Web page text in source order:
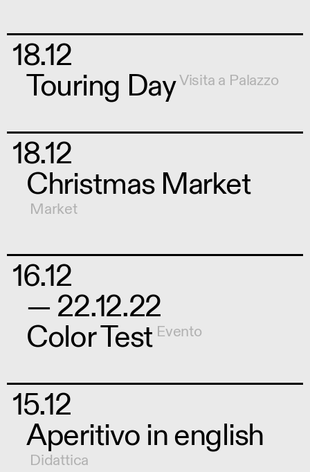
18.12
Touring DayVisita a Palazzo
18.12
Christmas Market
Market
16.12
— 22.12.22
Color Test Evento
15.12
Aperitivo in english
Didattica